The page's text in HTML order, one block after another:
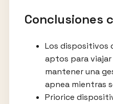
Conclusiones
Los dispositivos
aptos para
mantener una
apnea mientras
Priorice